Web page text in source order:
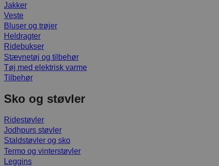
Jakker
Veste
Bluser og trøjer
Heldragter
Ridebukser
Stævnetøj og tilbehør
Tøj med elektrisk varme
Tilbehør
Sko og støvler
Ridestøvler
Jodhpurs støvler
Staldstøvler og sko
Termo og vinterstøvler
Leggins